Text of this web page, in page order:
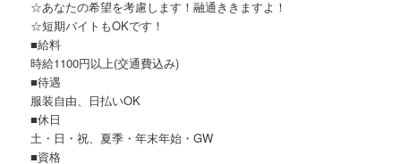
☆あなたの希望を考慮します！融通ききますよ！
☆短期バイトもOKです！
■給料
時給1100円以上(交通費込み)
■待遇
服装自由、日払いOK
■休日
土・日・祝、夏季・年末年始・GW
■資格